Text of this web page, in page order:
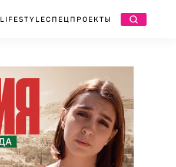
LIFESTYLEСПЕЦПРОЕКТЫ